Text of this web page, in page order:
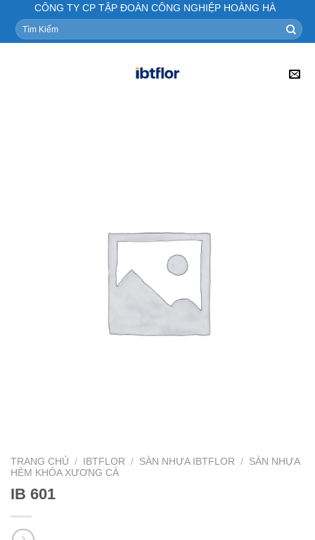
content
CÔNG TY CP TẬP ĐOÀN CÔNG NGHIỆP HOÀNG HÀ
Tìm
kiếm:
TRANG CHỦ / IBTFLOR / SÀN NHỰA IBTFLOR / SÀN NHỰA
HÈM KHÓA XƯƠNG CÁ
IB 601